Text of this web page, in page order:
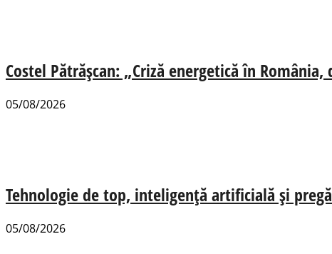
Costel Pătrășcan: „Criză energetică în
05/08/2026
Tehnologie de top, inteligență artificială și
05/08/2026